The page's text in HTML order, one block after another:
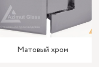
Матовый хром